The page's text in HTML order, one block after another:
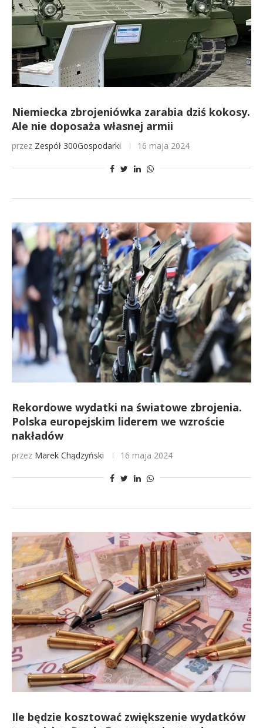
Niemiecka zbrojeniówka zarabia dziś kokosy.
Ale nie doposaża własnej armii
przez Zespół 300Gospodarki 16 maja 2024
Rekordowe wydatki na światowe zbrojenia.
Polska europejskim liderem we wzroście
nakładów
przez Marek Chądzyński 16 maja 2024
Ile będzie kosztować zwiększenie wydatków